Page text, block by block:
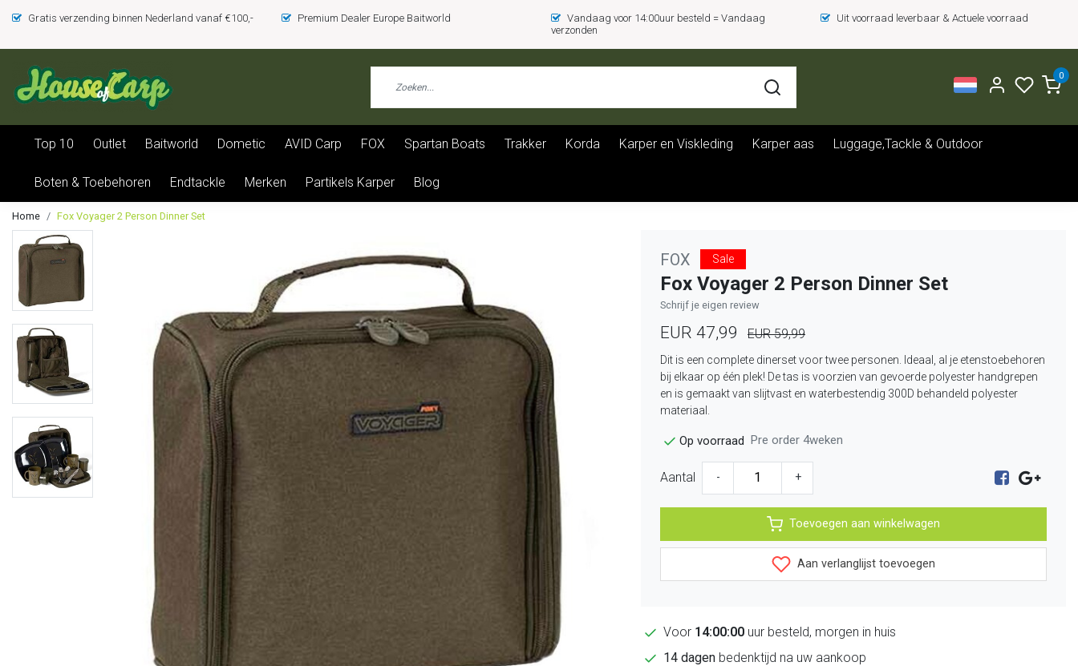
Gratis verzending binnen Nederland vanaf €100,- Premium Dealer Europe Baitworld
Vandaag voor 14:00uur besteld = Vandaag
verzonden
Uit voorraad leverbaar & Actuele voorraad
0
Top 10 Outlet Baitworld Dometic AVID Carp FOX Spartan Boats Trakker Korda Karper en Viskleding Karper aas Luggage,Tackle & Outdoor
Boten & Toebehoren Endtackle Merken Partikels Karper Blog
Home Fox Voyager 2 Person Dinner Set
FOX Sale
Fox Voyager 2 Person Dinner Set
Schrijf je eigen review
EUR 47,99 EUR 59,99
Dit is een complete dinerset voor twee personen. Ideaal, al je etenstoebehoren
bij elkaar op één plek! De tas is voorzien van gevoerde polyester handgrepen
en is gemaakt van slijtvast en waterbestendig 300D behandeld polyester
materiaal.
Op voorraad Pre order 4weken
Aantal - +
Toevoegen aan winkelwagen
Aan verlanglijst toevoegen
Voor 14:00:00 uur besteld, morgen in huis
14 dagen bedenktijd na uw aankoop